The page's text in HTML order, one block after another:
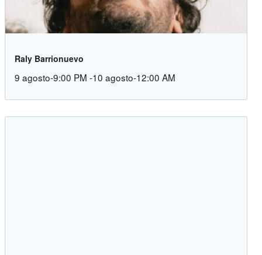
Raly Barrionuevo
9 agosto-9:00 PM -10 agosto-12:00 AM